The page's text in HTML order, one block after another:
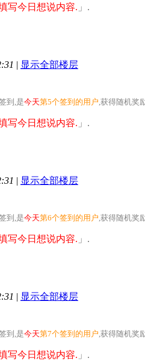
写今日想说内容. 」.
| 显示全部楼层
到,是今天第5个签到的用户 ,获得随机奖
写今日想说内容. 」.
| 显示全部楼层
到,是今天第6个签到的用户 ,获得随机奖
写今日想说内容. 」.
| 显示全部楼层
到,是今天第7个签到的用户 ,获得随机奖
写今日想说内容. 」.